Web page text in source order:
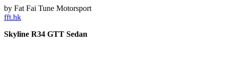
by Fat Fai Tune Motorsport
fft.hk
Skyline R34 GTT Sedan